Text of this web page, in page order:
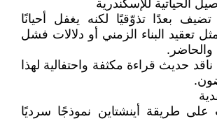
الحياتية للإسكندرية
تضيف بعدًا تذوّقيًا لكنه يغفل أحيانًا
مثل تعقيد البناء الزمني أو دلالات فشل
حديث قراءة مكثفة واحتفالية لهذا
على طريقة أينشتاين نموذجًا سرديًا